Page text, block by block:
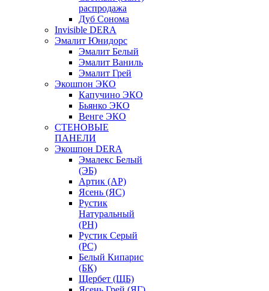
распродажа
Дуб Сонома
Invisible DERA
Эмалит Юнидорс
Эмалит Белый
Эмалит Ваниль
Эмалит Грей
Экошпон ЭКО
Капучино ЭКО
Бьянко ЭКО
Венге ЭКО
СТЕНОВЫЕ
ПАНЕЛИ
Экошпон DERA
Эмалекс Белый
(ЭБ)
Артик (АР)
Ясень (ЯС)
Рустик
Натуральный
(РН)
Рустик Серый
(РС)
Белый Кипарис
(БК)
Щербет (ЩБ)